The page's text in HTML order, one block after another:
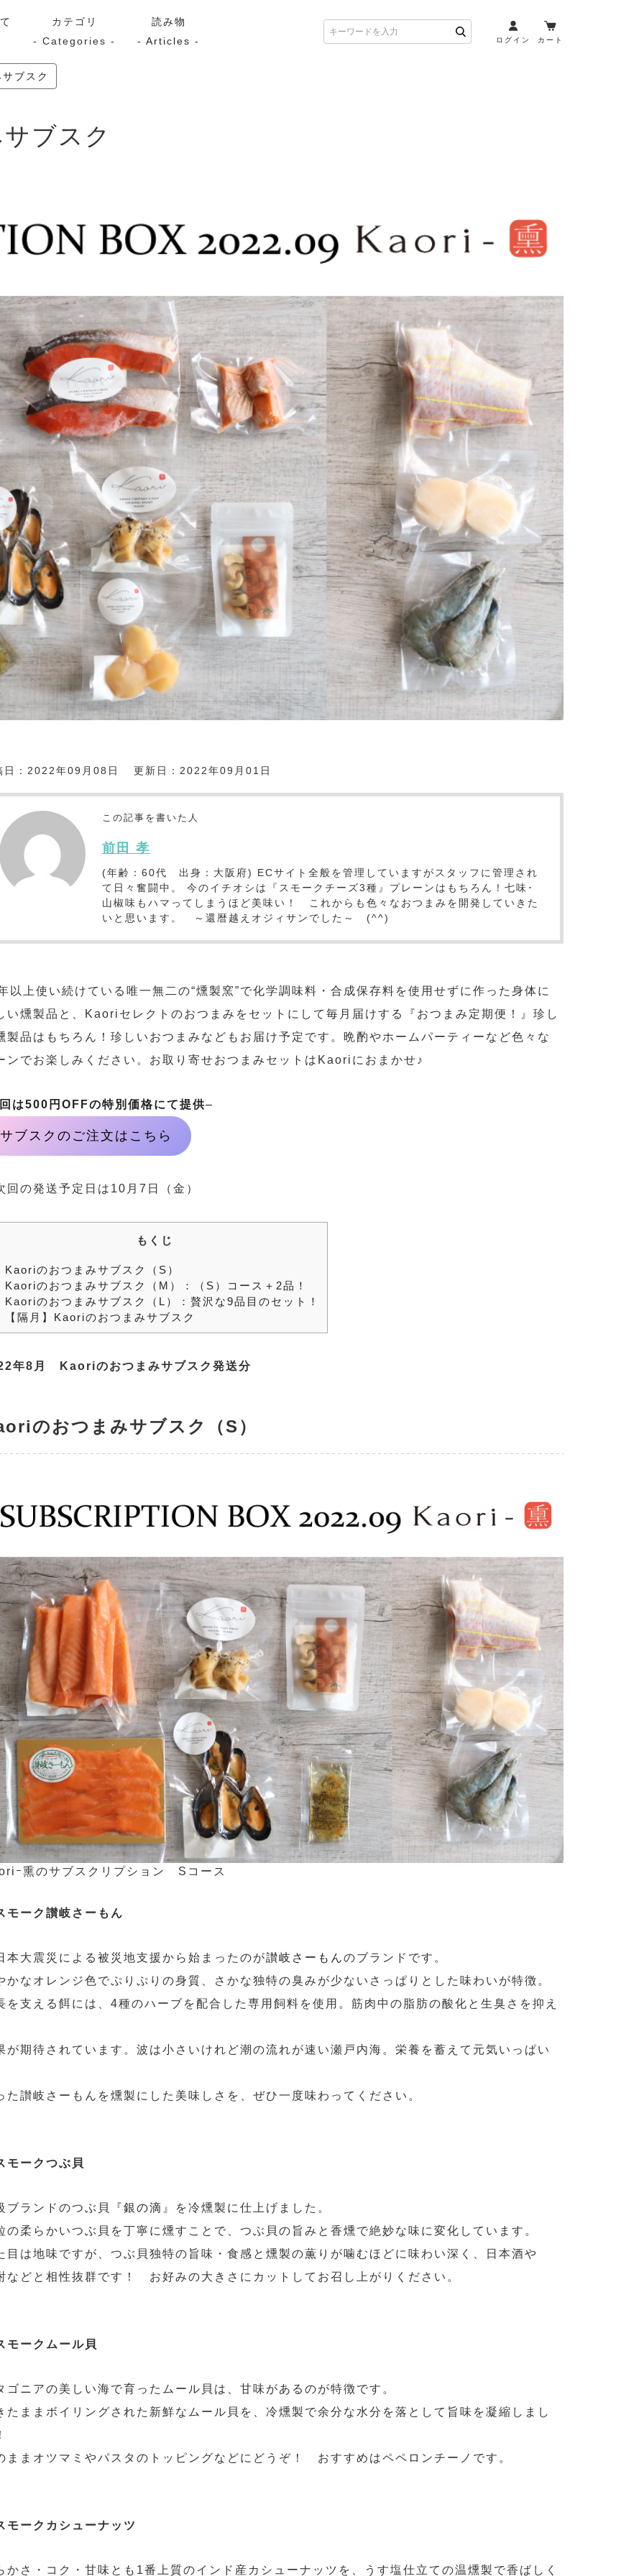
カテゴリ
- Categories -
スモーク
送料無料 サブスク（定期コース・頒布会） 商品一覧
読み物
- Articles -
ログイン カート
ブスク
ブスク
日：2022年09月08日 更新日：2022年09月01日
この記事を書いた人
前田 孝
(年齢：60代 出身：大阪府) ECサイト全般を管理していますがスタッフに管理され
て日々奮闘中。 今のイチオシは『スモークチーズ3種』プレーンはもちろん！七味･
山椒味もハマってしまうほど美味い！ これからも色々なおつまみを開発していきた
いと思います。 ～還暦越えオジィサンでした～ (^^)
以上使い続けている唯一無二の“燻製窯”で化学調味料・合成保存料を使用せずに作った身体に
い燻製品と、Kaoriセレクトのおつまみをセットにして毎月届けする『おつまみ定期便！』珍し
製品はもちろん！珍しいおつまみなどもお届け予定です。晩酌やホームパーティーなど色々な
ンでお楽しみください。お取り寄せおつまみセットはKaoriにおまかせ♪
は500円OFFの特別価格にて提供–
サブスクのご注文はこちら
の発送予定日は10月7日（金）
もくじ
Kaoriのおつまみサブスク（S）
Kaoriのおつまみサブスク（M）：（S）コース＋2品！
Kaoriのおつまみサブスク（L）：贅沢な9品目のセット！
【隔月】Kaoriのおつまみサブスク
年8月 Kaoriのおつまみサブスク発送分
のおつまみサブスク（S ）
ｰ熏のサブスクリプション Sコース
モーク讃岐さーもん
本大震災による被災地支援から始まったのが讃岐さーもんのブランドです。
かなオレンジ色でぷりぷりの身質、さかな独特の臭みが少ないさっぱりとした味わいが特徴。
を支える餌には、4種のハーブを配合した専用飼料を使用。筋肉中の脂肪の酸化と生臭さを抑え
が期待されています。波は小さいけれど潮の流れが速い瀬戸内海。栄養を蓄えて元気いっぱい
た讃岐さーもんを燻製にした美味しさを、ぜひ一度味わってください。
モークつぶ貝
ブランドのつぶ貝『銀の滴 』を冷燻製に仕上げました。
の柔らかいつぶ貝を丁寧に燻すことで、つぶ貝の旨みと香燻で絶妙な味に変化しています。
目は地味ですが、つぶ貝独特の旨味・食感と燻製の薫りが噛むほどに味わい深く、日本酒や
などと相性抜群です！ お好みの大きさにカットしてお召し上がりください。
モークムール貝
ゴニアの美しい海で育ったムール貝は、甘味があるのが特徴です。
たままボイリングされた新鮮なムール貝を、冷燻製で余分な水分を落として旨味を凝縮しまし
ままオツマミやパスタのトッピングなどにどうぞ！ おすすめはペペロンチーノです。
モークカシューナッツ
かさ・コク・甘味とも1番上質のインド産カシューナッツを、うす塩仕立ての温燻製で香ばしく